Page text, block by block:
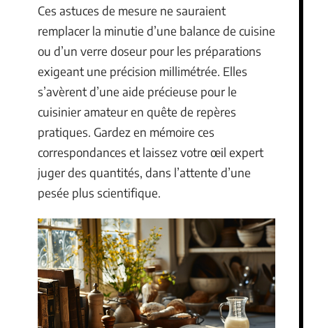
Ces astuces de mesure ne sauraient
remplacer la minutie d’une balance de cuisine
ou d’un verre doseur pour les préparations
exigeant une précision millimétrée. Elles
s’avèrent d’une aide précieuse pour le
cuisinier amateur en quête de repères
pratiques. Gardez en mémoire ces
correspondances et laissez votre œil expert
juger des quantités, dans l’attente d’une
pesée plus scientifique.